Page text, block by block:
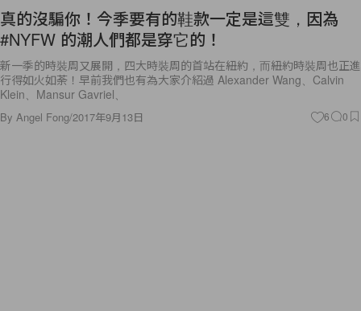
真的沒騙你！今季要有的鞋款一定是這雙，因為
#NYFW 的潮人們都是穿它的！
新一季的時裝周又展開，四大時裝周的首站在紐約，而紐約時裝周也正進
行得如火如荼！早前我們也有為大家介紹過 Alexander Wang、Calvin
Klein、Mansur Gavriel、
By Angel Fong/2017年9月13日 6 0